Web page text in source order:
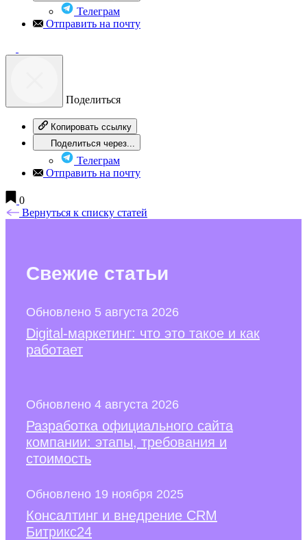
Телеграм
Отправить на почту
Поделиться
Копировать ссылку
Поделиться через...
Телеграм
Отправить на почту
0
Вернуться к списку статей
Свежие статьи
Обновлено 5 августа 2026
Digital-маркетинг: что это такое и как
работает
Обновлено 4 августа 2026
Разработка официального сайта
компании: этапы, требования и
стоимость
Обновлено 19 ноября 2025
Консалтинг и внедрение CRM
Битрикс24